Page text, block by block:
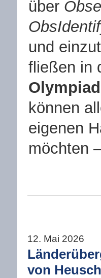
über
und
fließen in
können
eigenen
möchten
12. Mai 2026
von